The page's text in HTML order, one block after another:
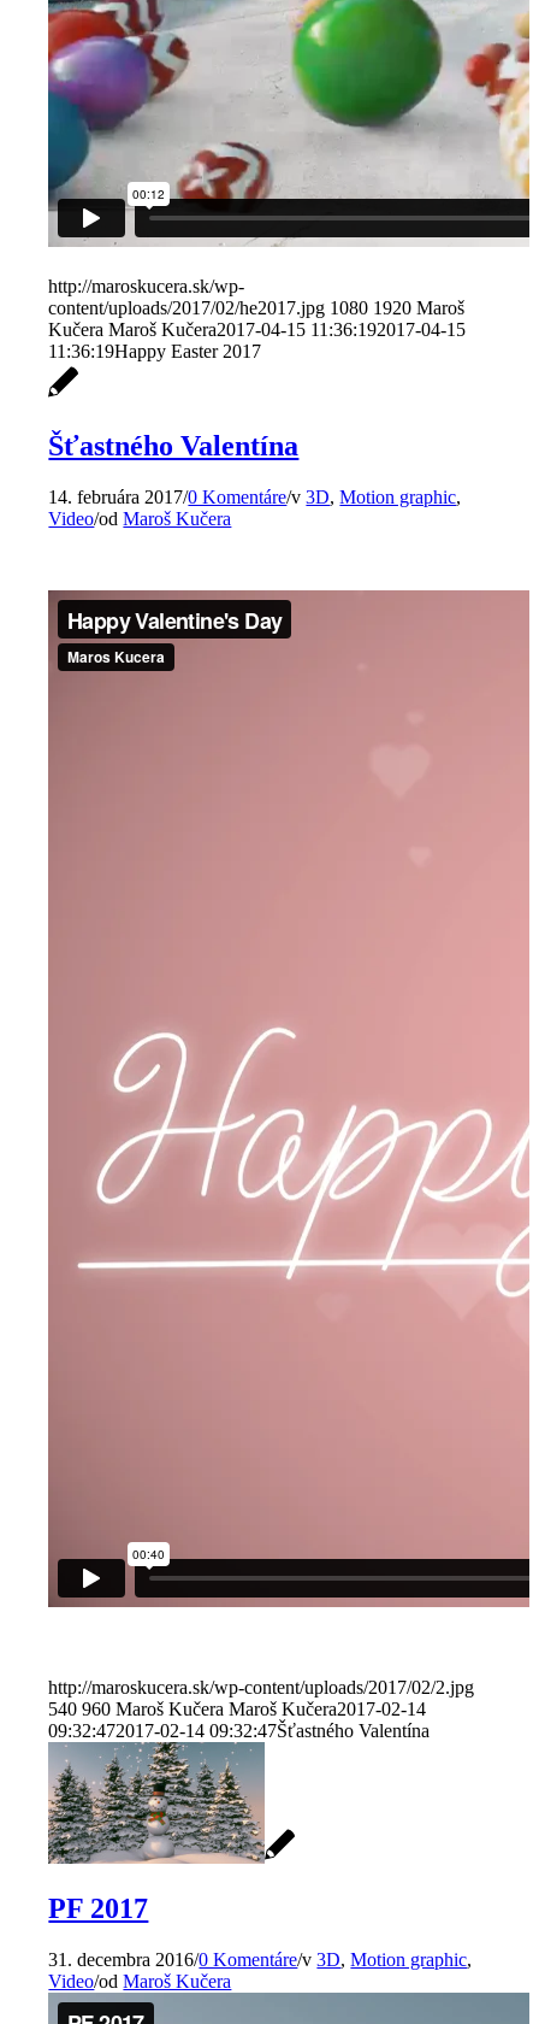
http://maroskucera.sk/wp-
content/uploads/2017/02/he2017.jpg 1080 1920 Maroš
Kučera Maroš Kučera2017-04-15 11:36:192017-04-15
11:36:19Happy Easter 2017
Šťastného Valentína
14. februára 2017/0 Komentáre/v3D,Motion graphic,
Video/odMaroš Kučera
http://maroskucera.sk/wp-content/uploads/2017/02/2.jpg
540 960 Maroš Kučera Maroš Kučera2017-02-14
09:32:472017-02-14 09:32:47Šťastného Valentína
PF 2017
31. decembra 2016/0 Komentáre/v3D,Motion graphic,
Video/odMaroš Kučera